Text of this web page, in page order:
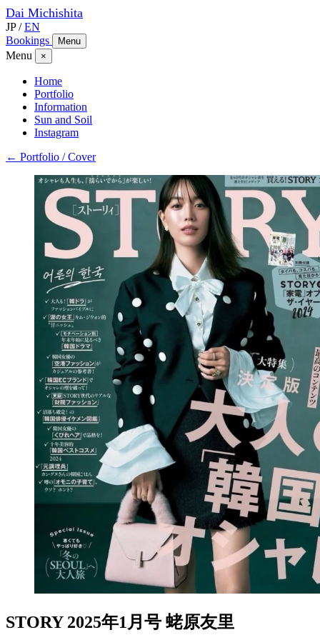
Dai Michishita
JP / EN
Bookings
Menu
Menu ×
Home
Portfolio
Information
Sun and Soil
Instagram
← Portfolio / Cover
STORY 2025年1月号 蛯原友里